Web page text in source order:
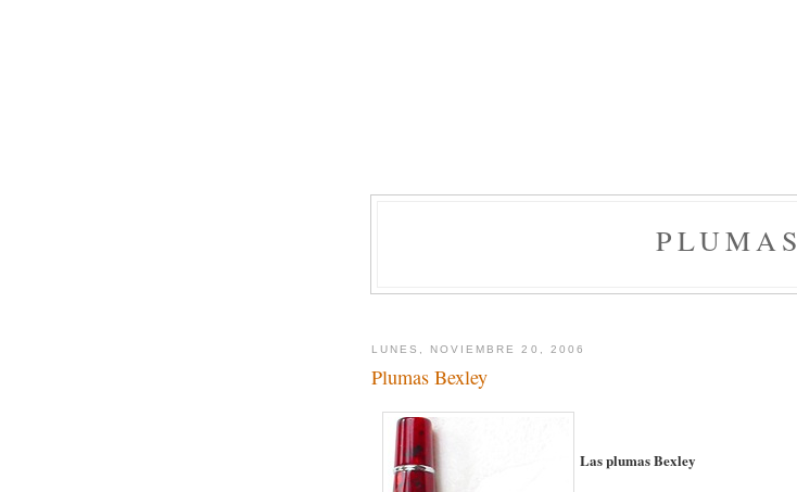
PLUMAS
LUNES, NOVIEMBRE 20, 2006
Plumas Bexley
Las plumas Bexley